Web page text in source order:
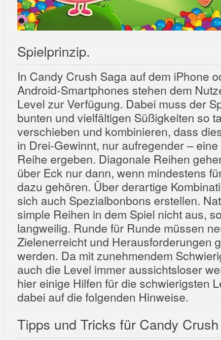
Spielprinzip.
In Candy Crush Saga auf dem iPhone
Android-Smartphones stehen dem
Level zur Verfügung. Dabei muss der
bunten und vielfältigen Süßigkeiten so
verschieben und kombinieren, dass
in Drei-Gewinnt, nur aufregender –
Reihe ergeben. Diagonale Reihen
über Eck nur dann, wenn mindestens
dazu gehören. Über derartige
sich auch Spezialbonbons erstellen.
simple Reihen in dem Spiel nicht aus,
langweilig. Runde für Runde müssen
Zielenerreicht und Herausforderungen
werden. Da mit zunehmendem
auch die Level immer aussichtsloser
hier einige Hilfen für die schwierigsten
dabei auf die folgenden Hinweise.
Tipps und Tricks für Candy